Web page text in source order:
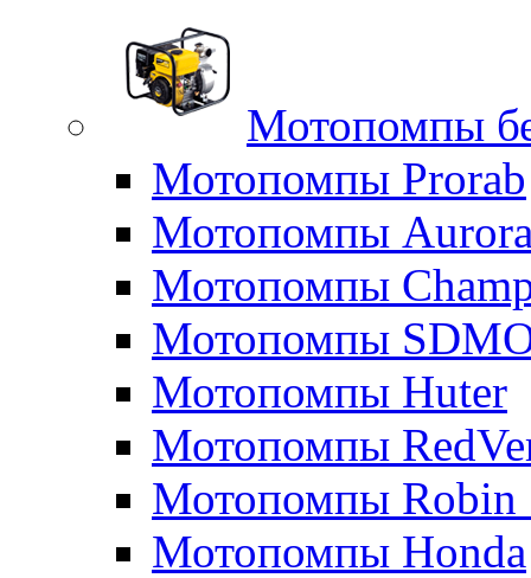
Мотопомпы
Мотопомпы Prorab
Мотопомпы
Мотопомпы
Мотопомпы
Мотопомпы Huter
Мотопомпы
Мотопомпы Robin
Мотопомпы Honda